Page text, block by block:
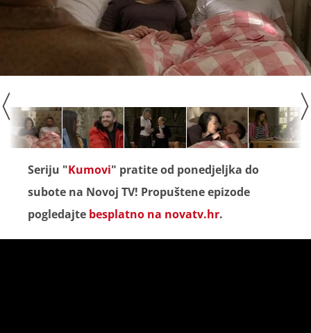
Seriju "Kumovi" pratite od ponedjeljka do
subote na Novoj TV! Propuštene epizode
pogledajte besplatno na novatv.hr.